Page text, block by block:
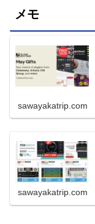
メモ
sawayakatrip.com
sawayakatrip.com